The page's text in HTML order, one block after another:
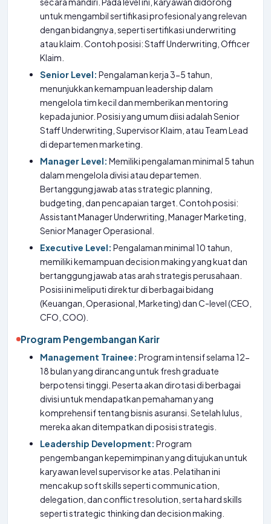
untuk mengambil sertifikasi profesional yang relevan
dengan bidangnya, seperti sertifikasi underwriting
atau klaim. Contoh posisi: Staff Underwriting, Officer
Klaim.
Senior Level: Pengalaman kerja 3-5 tahun,
menunjukkan kemampuan leadership dalam
mengelola tim kecil dan memberikan mentoring
kepada junior. Posisi yang umum diisi adalah Senior
Staff Underwriting, Supervisor Klaim, atau Team Lead
di departemen marketing.
Manager Level: Memiliki pengalaman minimal 5 tahun
dalam mengelola divisi atau departemen.
Bertanggung jawab atas strategic planning,
budgeting, dan pencapaian target. Contoh posisi:
Assistant Manager Underwriting, Manager Marketing,
Senior Manager Operasional.
Executive Level: Pengalaman minimal 10 tahun,
memiliki kemampuan decision making yang kuat dan
bertanggung jawab atas arah strategis perusahaan.
Posisi ini meliputi direktur di berbagai bidang
(Keuangan, Operasional, Marketing) dan C-level (CEO,
CFO, COO).
Program Pengembangan Karir
Management Trainee: Program intensif selama 12-
18 bulan yang dirancang untuk fresh graduate
berpotensi tinggi. Peserta akan dirotasi di berbagai
divisi untuk mendapatkan pemahaman yang
komprehensif tentang bisnis asuransi. Setelah lulus,
mereka akan ditempatkan di posisi strategis.
Leadership Development: Program
pengembangan kepemimpinan yang ditujukan untuk
karyawan level supervisor ke atas. Pelatihan ini
mencakup soft skills seperti communication,
delegation, dan conflict resolution, serta hard skills
seperti strategic thinking dan decision making.